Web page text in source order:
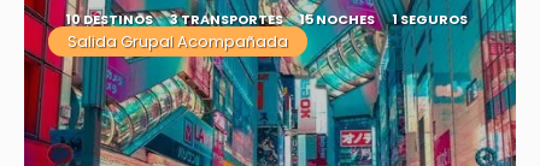
10 DESTINOS 3 TRANSPORTES 15 NOCHES 1 SEGUROS
Salida Grupal Acompañada